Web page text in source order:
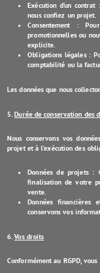
Exécution d’un contrat:
nous confiez un projet.
Consentement: Pour
promotionnelles ou
explicite.
Obligations légales:
comptabilité ou la
Les données que nous
5.Durée de conservation des
Nous conservons vos
projet et à l’exécution des
Données de projets:
finalisation de votre
vente.
Données financières
conservons vos
6.Vos droits
Conformément au RGPD,